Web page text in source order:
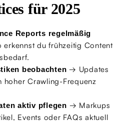
für 2025
Reports regelmäßig
du frühzeitig Content
beobachten → Updates
hoher Crawling-Frequenz
aktiv pflegen → Markups
Events oder FAQs aktuell